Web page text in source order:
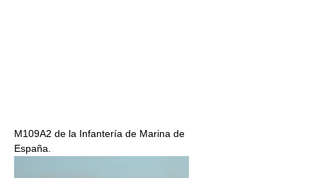
M109A2 de la Infantería de Marina de
España.